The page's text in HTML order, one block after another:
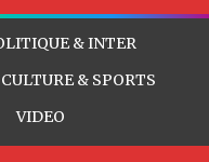
& INTER
CULTURE & SPORTS
VIDEO